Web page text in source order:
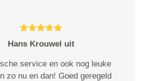
Hans Krouwel uit
service en ook nog leuke
zo nu en dan! Goed geregeld